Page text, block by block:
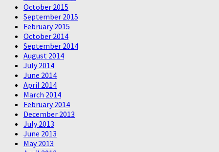
October 2015
September 2015
February 2015
October 2014
September 2014
August 2014
July 2014
June 2014
April 2014
March 2014
February 2014
December 2013
July 2013
June 2013
May 2013